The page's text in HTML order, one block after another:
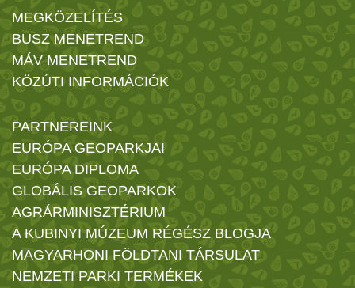
MEGKÖZELÍTÉS
BUSZ MENETREND
MÁV MENETREND
KÖZÚTI INFORMÁCIÓK
PARTNEREINK
EURÓPA GEOPARKJAI
EURÓPA DIPLOMA
GLOBÁLIS GEOPARKOK
AGRÁRMINISZTÉRIUM
A KUBINYI MÚZEUM RÉGÉSZ BLOGJA
MAGYARHONI FÖLDTANI TÁRSULAT
NEMZETI PARKI TERMÉKEK